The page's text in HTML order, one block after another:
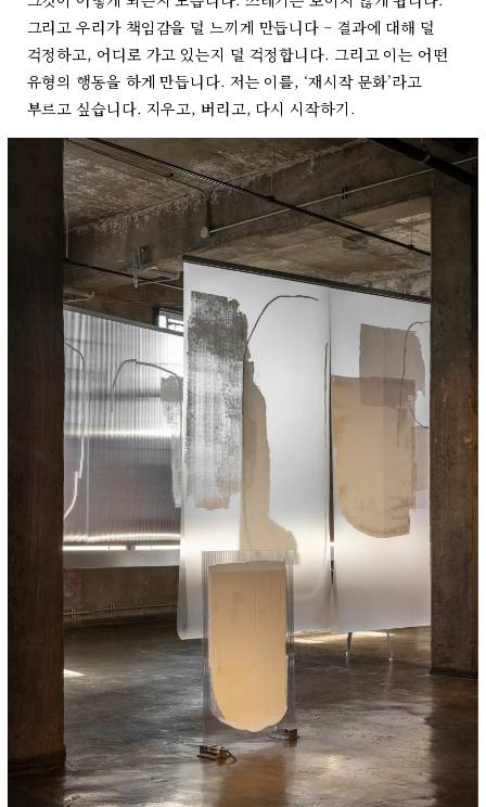
그리고 우리가 책임감을 덜 느끼게 만듭니다 – 결과에 대해 덜
걱정하고, 어디로 가고 있는지 덜 걱정합니다. 그리고 이는 어떤
유형의 행동을 하게 만듭니다. 저는 이를, ‘재시작 문화’라고
부르고 싶습니다. 지우고, 버리고, 다시 시작하기.